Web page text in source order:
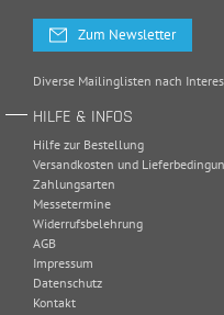
Zum Newsletter
Diverse Mailinglisten nach
HILFE & INFOS
Hilfe zur Bestellung
Versandkosten und
Zahlungsarten
Messetermine
Widerrufsbelehrung
AGB
Impressum
Datenschutz
Kontakt